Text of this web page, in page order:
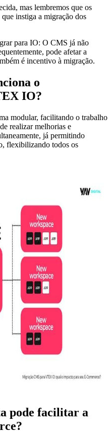
mas lembremos que os
instiga a migração dos
para IO: O CMS já não
pode afetar a
é incentivo à migração.
o
IO?
modular, facilitando o trabalho
realizar melhorias e
já permitindo
flexibilizando todos os
pode facilitar a